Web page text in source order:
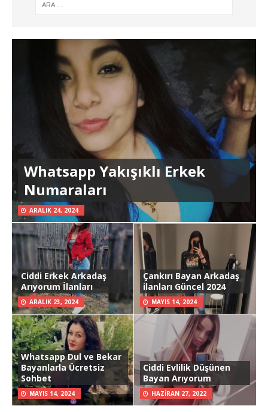
Whatsapp Yakışıklı Erkek
Numaraları
ARALIK 24, 2024
Ciddi Erkek Arkadaş
Arıyorum İlanları
ARALIK 23, 2024
Çankırı Bayan Arkadaş
ilanları Güncel 2024
MAYIS 14, 2024
Whatsapp Dul ve Bekar
Bayanlarla Ücretsiz
Sohbet
MAYIS 14, 2024
Ciddi Evlilik Düşünen
Bayan Arıyorum
HAZIRAN 27, 2022